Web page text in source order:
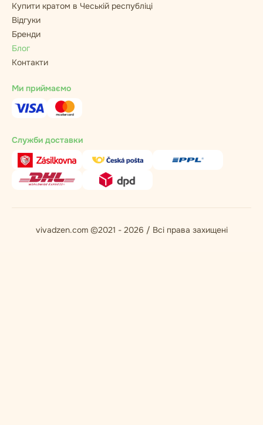
Купити кратом в Чеській республіці
Відгуки
Бренди
Блог
Контакти
Ми приймаємо
Служби доставки
vivadzen.com ©2021 - 2026 / Всі права захищені